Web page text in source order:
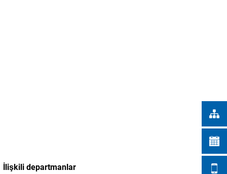
İlişkili departmanlar